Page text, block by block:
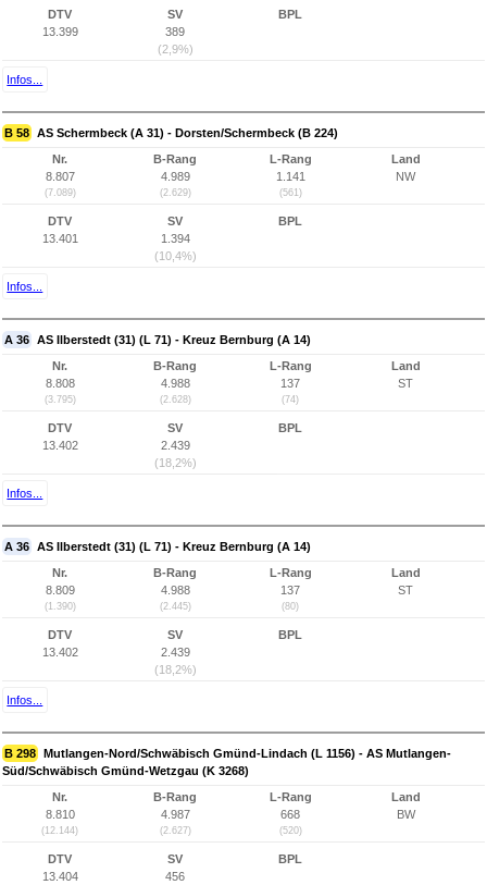
DTV
13.399
SV
389
(2,9%)
BPL
Infos...
B 58 AS Schermbeck (A 31) - Dorsten/Schermbeck (B 224)
Nr.
8.807
(7.089)
B-Rang
4.989
(2.629)
L-Rang
1.141
(561)
Land
NW
DTV
13.401
SV
1.394
(10,4%)
BPL
Infos...
A 36 AS Ilberstedt (31) (L 71) - Kreuz Bernburg (A 14)
Nr.
8.808
(3.795)
B-Rang
4.988
(2.628)
L-Rang
137
(74)
Land
ST
DTV
13.402
SV
2.439
(18,2%)
BPL
Infos...
A 36 AS Ilberstedt (31) (L 71) - Kreuz Bernburg (A 14)
Nr.
8.809
(1.390)
B-Rang
4.988
(2.445)
L-Rang
137
(80)
Land
ST
DTV
13.402
SV
2.439
(18,2%)
BPL
Infos...
B 298 Mutlangen-Nord/Schwäbisch Gmünd-Lindach (L 1156) - AS Mutlangen-
Süd/Schwäbisch Gmünd-Wetzgau (K 3268)
Nr.
8.810
(12.144)
B-Rang
4.987
(2.627)
L-Rang
668
(520)
Land
BW
DTV
13.404
SV
456
BPL